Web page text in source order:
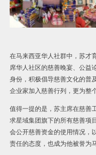
在马来西亚华人社群中，苏才
席华人社区的慈善晚宴、公益
身份，积极倡导慈善文化的普
企业家加入慈善行列，更为整
值得一提的是，苏主席在慈善
求星域集团旗下的所有慈善项
会公开慈善资金的使用情况，
责任的态度，也成为他被誉为